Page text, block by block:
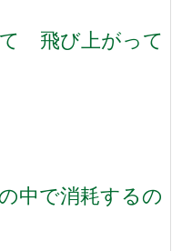
飛び上がって
中で消耗するの